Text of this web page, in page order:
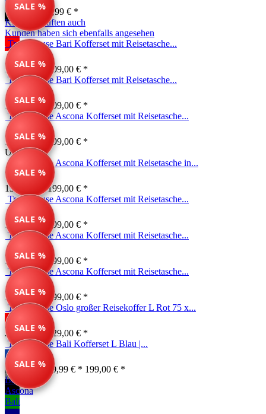
SALE %
39,99 € *49,99 € *
Kunden kauften auch
Kunden haben sich ebenfalls angesehen
SALE %
Travelhouse Bari Kofferset mit Reisetasche...
169,99 € * 209,00 € *
SALE %
Travelhouse Bari Kofferset mit Reisetasche...
149,99 € * 209,00 € *
SALE %
Travelhouse Ascona Kofferset mit Reisetasche...
139,99 € * 199,00 € *
SALE %
Unser Tipp
Travelhouse Ascona Kofferset mit Reisetasche in...
139,99 € *199,00 € *
SALE %
Travelhouse Ascona Kofferset mit Reisetasche...
139,99 € * 199,00 € *
SALE %
Travelhouse Ascona Kofferset mit Reisetasche...
139,99 € * 199,00 € *
SALE %
Travelhouse Ascona Kofferset mit Reisetasche...
139,99 € * 199,00 € *
SALE %
Travelhouse Oslo großer Reisekoffer L Rot 75 x...
269,00 € * 329,00 € *
SALE %
Travelhouse Bali Kofferset L Blau |...
Farben ab: 79,99 € * 199,00 € *
Bari
Ascona
Bali